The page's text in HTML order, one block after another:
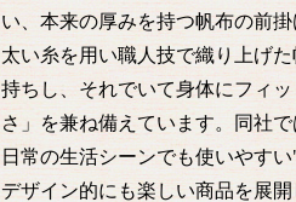
い、本来の厚みを持つ帆布の前
太い糸を用い職人技で織り上げ
持ちし、それでいて身体にフィ
さ」を兼ね備えています。同社
日常の生活シーンでも使いやす
デザイン的にも楽しい商品を展開